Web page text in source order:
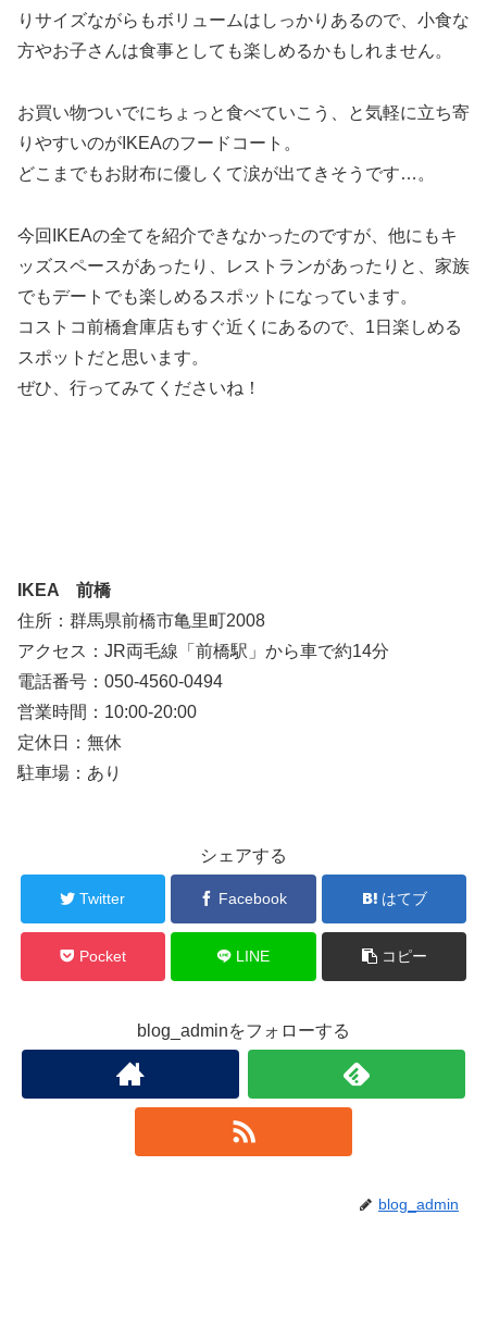
りサイズながらもボリュームはしっかりあるので、小食な
方やお子さんは食事としても楽しめるかもしれません。
お買い物ついでにちょっと食べていこう、と気軽に立ち寄
りやすいのがIKEAのフードコート。
どこまでもお財布に優しくて涙が出てきそうです…。
今回IKEAの全てを紹介できなかったのですが、他にもキ
ッズスペースがあったり、レストランがあったりと、家族
でもデートでも楽しめるスポットになっています。
コストコ前橋倉庫店もすぐ近くにあるので、1日楽しめる
スポットだと思います。
ぜひ、行ってみてくださいね！
IKEA 前橋
住所：群馬県前橋市亀里町2008
アクセス：JR両毛線「前橋駅」から車で約14分
電話番号：050-4560-0494
営業時間：10:00-20:00
定休日：無休
駐車場：あり
シェアする
Twitter Facebook はてブ
Pocket LINE コピー
blog_adminをフォローする
blog_admin